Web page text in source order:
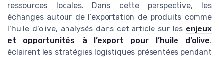
ressources locales. Dans cette perspective, les
échanges autour de l’exportation de produits comme
l’huile d’olive, analysés dans cet article sur les enjeux
et opportunités à l’export pour l’huile d’olive,
éclairent les stratégies logistiques présentées pendant